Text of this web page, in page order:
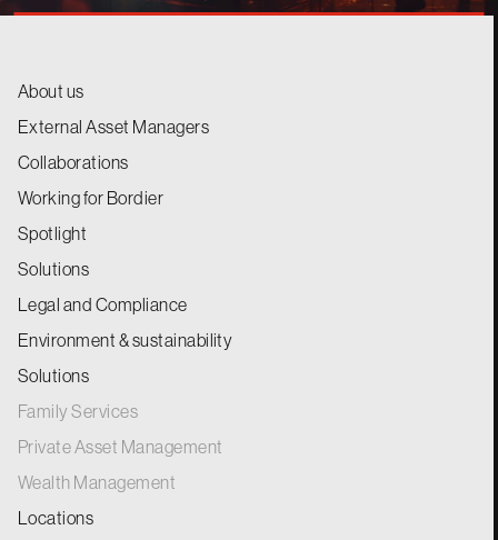
About us
External Asset Managers
Collaborations
Working for Bordier
Spotlight
Solutions
Legal and Compliance
Environment & sustainability
Solutions
Family Services
Private Asset Management
Wealth Management
Locations